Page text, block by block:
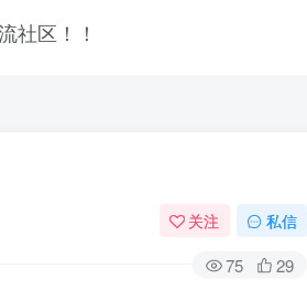
关注 私信
75 29